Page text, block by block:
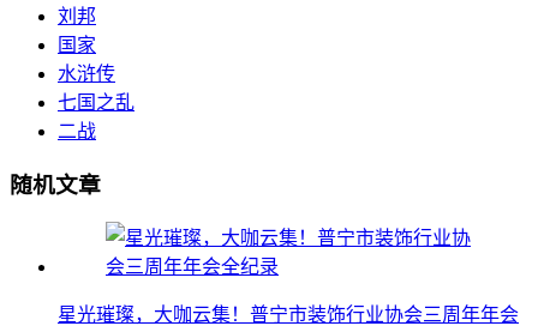
刘邦
国家
水浒传
七国之乱
二战
随机文章
星光璀璨，大咖云集！普宁市装饰行业协会三周年年会